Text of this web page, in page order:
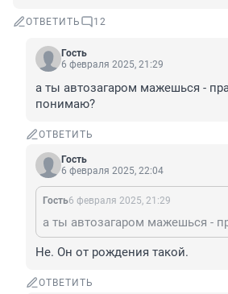
ОТВЕТИТЬ 12
Гость
6 февраля 2025, 21:29
а ты автозагаром мажешься -
понимаю?
ОТВЕТИТЬ
Гость
6 февраля 2025, 22:04
Гость6 февраля 2025, 21:29
Не. Он от рождения такой.
ОТВЕТИТЬ